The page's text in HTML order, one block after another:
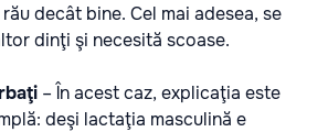
decât bine. Cel mai adesea, se
dinţi şi necesită scoase.
– În acest caz, explicaţia este
deşi lactaţia masculină e